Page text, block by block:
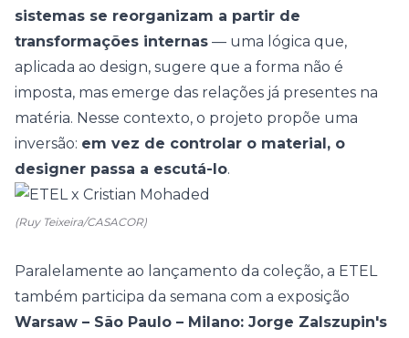
sistemas se reorganizam a partir de
transformações internas — uma lógica que,
aplicada ao design, sugere que a forma não é
imposta, mas emerge das relações já presentes na
matéria. Nesse contexto, o projeto propõe uma
inversão: em vez de controlar o material, o
designer passa a escutá-lo.
(Ruy Teixeira/CASACOR)
Paralelamente ao lançamento da coleção, a ETEL
também participa da semana com a exposição
Warsaw – São Paulo – Milano: Jorge Zalszupin's